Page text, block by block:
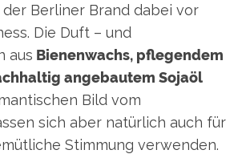
der Berliner Brand dabei vor
Die Duft – und
aus Bienenwachs, pflegendem
angebautem Sojaöl
Bild vom
sich aber natürlich auch für
Stimmung verwenden.